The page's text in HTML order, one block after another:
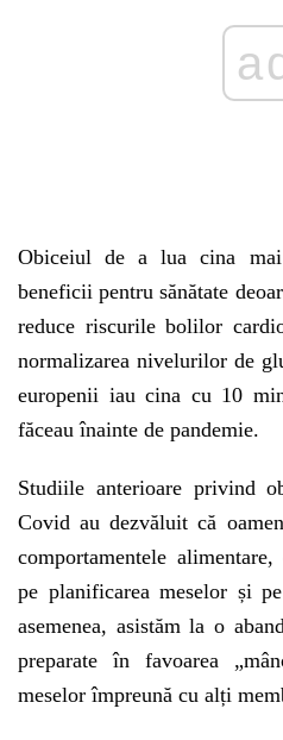
Obiceiul de a lua cina
beneficii pentru sănătate
reduce riscurile bolilor
normalizarea nivelurilor de
europenii iau cina cu 10
făceau înainte de pandemie.
Studiile anterioare privind
Covid au dezvăluit că
comportamentele
pe planificarea meselor și
asemenea, asistăm la o
preparate în favoarea
meselor împreună cu alți